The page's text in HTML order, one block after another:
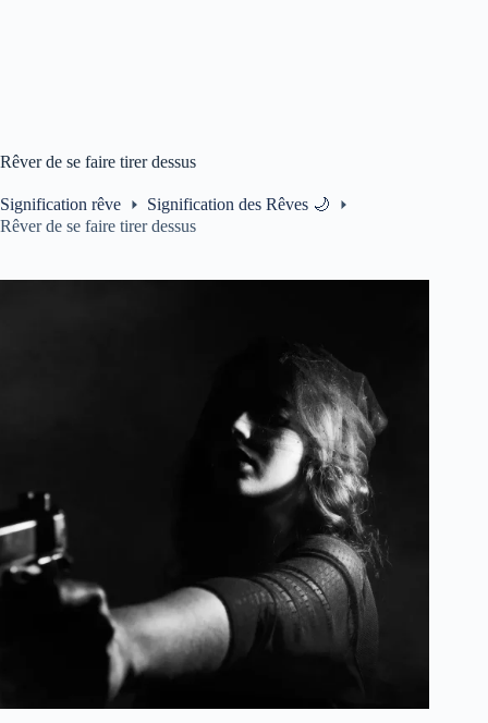
Rêver de se faire tirer dessus
Signification rêve
Signification des Rêves 🌙
Rêver de se faire tirer dessus